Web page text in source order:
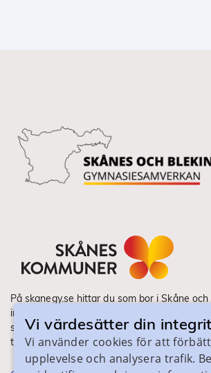
På skanegy.se hittar du som bor i Skåne
information om ditt gymnasieval. Här ser du
som finns och hur ansökan och antagning
tillhandahålls av Skånes Kommuner.
Vi värdesätter din
Vi använder cookies för att
upplevelse och analysera trafik.